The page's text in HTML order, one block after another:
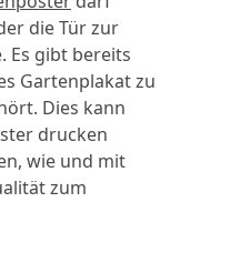
die Tür zur
Es gibt bereits
Gartenplakat zu
Dies kann
drucken
wie und mit
zum